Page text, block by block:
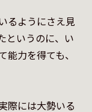
るようにさえ見
というのに、い
力を得ても、
際には大勢いる